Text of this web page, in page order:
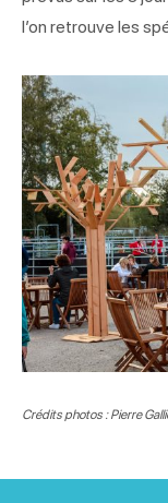
l’on retrouve les
Crédits photos : Pierre